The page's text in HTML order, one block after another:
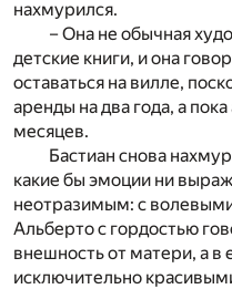
нахмурился.
– Она не обычная
детские книги, и она
оставаться на вилле,
аренды на два года, а
месяцев.
Бастиан снова
какие бы эмоции ни
неотразимым: с
Альберто с гордостью
внешность от матери, а в
исключительно